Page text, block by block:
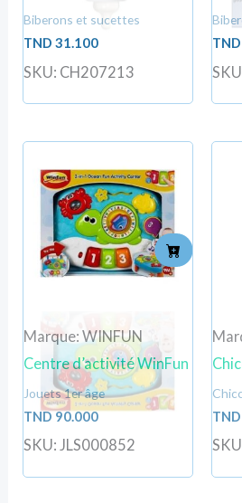
Biberons et sucettes
TND31.100
SKU: CH207213
TND
Marque: WINFUN
Centre d’activité WinFun
Jouets 1er âge
TND90.000
SKU: JLS000852
TND